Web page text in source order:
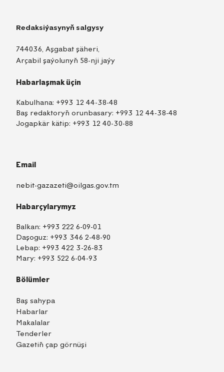
Redaksiýasynyň salgysy
744036, Aşgabat şäheri,
Arçabil şaýolunyň 58-nji jaýy
Habarlaşmak üçin
Kabulhana: +993 12 44-38-48
Baş redaktoryň orunbasary: +993 12 44-38-48
Jogapkär kätip: +993 12 40-30-88
Email
nebit-gazazeti@oilgas.gov.tm
Habarçylarymyz
Balkan: +993 222 6-09-01
Daşoguz: +993 346 2-48-90
Lebap: +993 422 3-26-83
Mary: +993 522 6-04-93
Bölümler
Baş sahypa
Habarlar
Makalalar
Tenderler
Gazetiň çap görnüşi